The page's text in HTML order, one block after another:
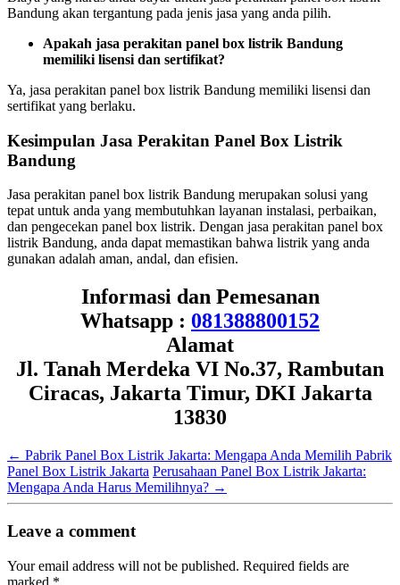
Bandung akan tergantung pada jenis jasa yang anda pilih.
Apakah jasa perakitan panel box listrik Bandung
memiliki lisensi dan sertifikat?
Ya, jasa perakitan panel box listrik Bandung memiliki lisensi dan
sertifikat yang berlaku.
Kesimpulan Jasa Perakitan Panel Box Listrik
Bandung
Jasa perakitan panel box listrik Bandung merupakan solusi yang
tepat untuk anda yang membutuhkan layanan instalasi, perbaikan,
dan pengecekan panel box listrik. Dengan jasa perakitan panel box
listrik Bandung, anda dapat memastikan bahwa listrik yang anda
gunakan adalah aman, andal, dan efisien.
Informasi dan Pemesanan
Whatsapp : 081388800152
Alamat
Jl. Tanah Merdeka VI No.37, Rambutan
Ciracas, Jakarta Timur, DKI Jakarta
13830
← Pabrik Panel Box Listrik Jakarta: Mengapa Anda Memilih Pabrik
Panel Box Listrik Jakarta Perusahaan Panel Box Listrik Jakarta:
Mengapa Anda Harus Memilihnya? →
Leave a comment
Your email address will not be published. Required fields are
marked *